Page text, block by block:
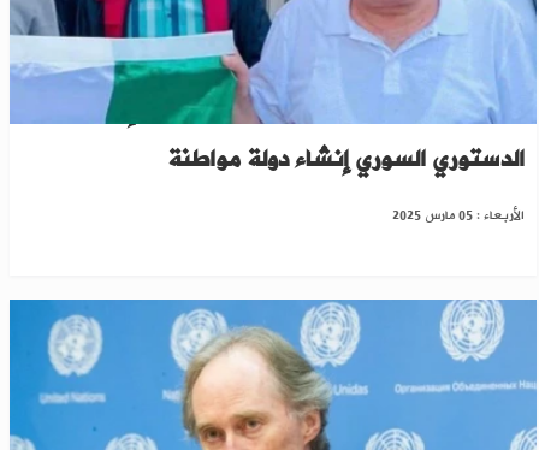
عبد الحميد العواك: هدف لجنة صياغة الإعلان
الدستوري السوري إنشاء دولة مواطنة
الأربعاء : 05 مارس 2025